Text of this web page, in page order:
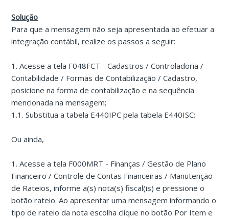
Solução
Para que a mensagem não seja apresentada ao efetuar a
integração contábil, realize os passos a seguir:
1. Acesse a tela F048FCT - Cadastros / Controladoria /
Contabilidade / Formas de Contabilização / Cadastro,
posicione na forma de contabilização e na sequência
mencionada na mensagem;
1.1. Substitua a tabela E440IPC pela tabela E440ISC;
Ou ainda,
1. Acesse a tela F000MRT - Finanças / Gestão de Plano
Financeiro / Controle de Contas Financeiras / Manutenção
de Rateios, informe a(s) nota(s) fiscal(is) e pressione o
botão rateio. Ao apresentar uma mensagem informando o
tipo de rateio da nota escolha clique no botão Por Item e